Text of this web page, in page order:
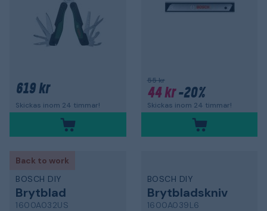
619 kr
Skickas inom 24 timmar!
55 kr
44 kr-20%
Skickas inom 24 timmar!
Back to work
BOSCH DIY
Brytblad
1600A032US
BOSCH DIY
Brytbladskniv
1600A039L6